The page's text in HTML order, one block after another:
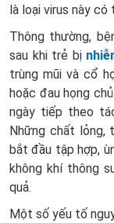
là loại virus này có
Thông thường,
sau khi trẻ bị
trùng mũi và cổ
hoặc đau họng
ngày tiếp theo
Những chất lỏng,
bắt đầu tập hợp,
không khí thông
quả.
Một số yếu tố